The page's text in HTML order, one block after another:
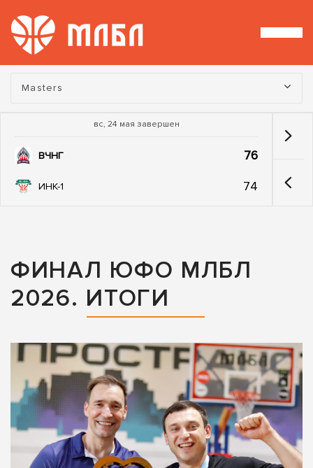
Турнир:
Masters
вс, 24 мая завершен
ВЧНГ 76
ИНК-1 74
ФИНАЛ ЮФО МЛБЛ
2026. ИТОГИ